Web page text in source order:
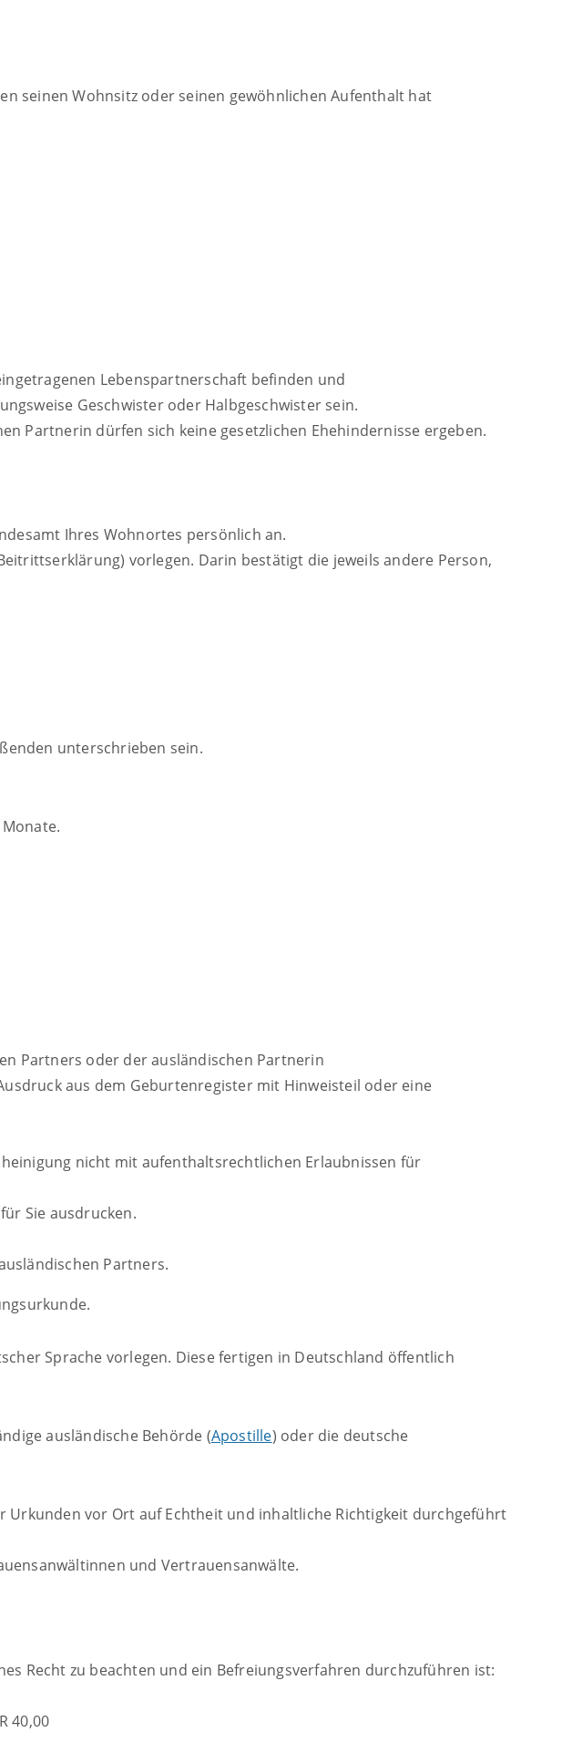
seinen Wohnsitz oder seinen gewöhnlichen Aufenthalt hat
Lebenspartnerschaft befinden und
Geschwister oder Halbgeschwister sein.
Partnerin dürfen sich keine gesetzlichen Ehehindernisse ergeben.
Ihres Wohnortes persönlich an.
vorlegen. Darin bestätigt die jeweils andere Person,
unterschrieben sein.
Partners oder der ausländischen Partnerin
aus dem Geburtenregister mit Hinweisteil oder eine
nicht mit aufenthaltsrechtlichen Erlaubnissen für
Sie ausdrucken.
Partners.
Sprache vorlegen. Diese fertigen in Deutschland öffentlich
ausländische Behörde (Apostille) oder die deutsche
Urkunden vor Ort auf Echtheit und inhaltliche Richtigkeit durchgeführt
und Vertrauensanwälte.
Recht zu beachten und ein Befreiungsverfahren durchzuführen ist:
40,00